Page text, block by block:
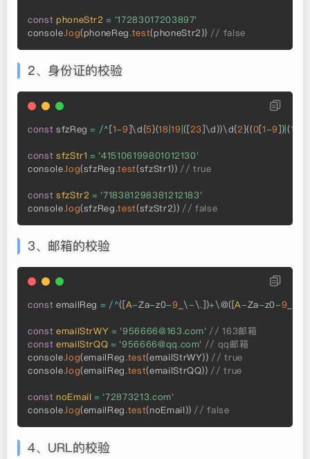
const phoneStr2 = '17283017203897'
console.log(phoneReg.test(phoneStr2)) // false
2、身份证的校验
const sfzReg = /^[1-9]\d{5}(18|19|([23]\d))\d{2}((0[1-9])|(10
const sfzStr1 = '415106199801012130'
console.log(sfzReg.test(sfzStr1)) // true
const sfzStr2 = '718381298381212183'
console.log(sfzReg.test(sfzStr2)) // false
3、邮箱的校验
const emailReg = /^([A-Za-z0-9 _\-\.])+\@([A-Za-z0-9
const emailStrWY = '956666@163.com' // 163邮箱
const emailStrQQ = '956666@qq.com' // qq邮箱
console.log(emailReg.test(emailStrWY)) // true
console.log(emailReg.test(emailStrQQ)) // true
const noEmail = '72873213.com'
console.log(emailReg.test(noEmail)) // false
4、URL的校验